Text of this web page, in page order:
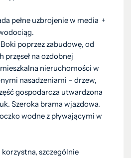
pełne uzbrojenie w media +
poprzez zabudowę, od
przęseł na ozdobnej
nieruchomości w
nasadzeniami – drzew,
gospodarcza utwardzona
Szeroka brama wjazdowa.
wodne z pływającymi w
szczególnie